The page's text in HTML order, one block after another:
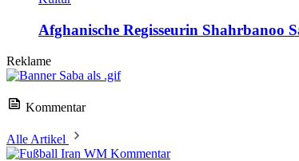
Afghanische Regisseurin Shahrbanoo
Reklame
Kommentar
Alle Artikel
Kommentar